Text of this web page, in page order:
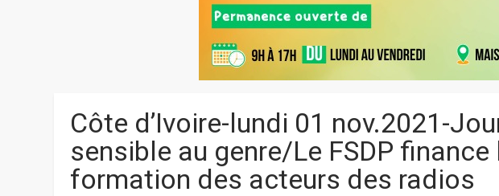
Côte d’Ivoire-lundi 01 nov.2021-
sensible au genre/Le FSDP finance
formation des acteurs des radios